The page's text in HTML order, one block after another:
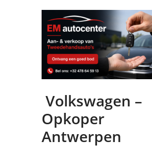
Volkswagen –
Opkoper
Antwerpen